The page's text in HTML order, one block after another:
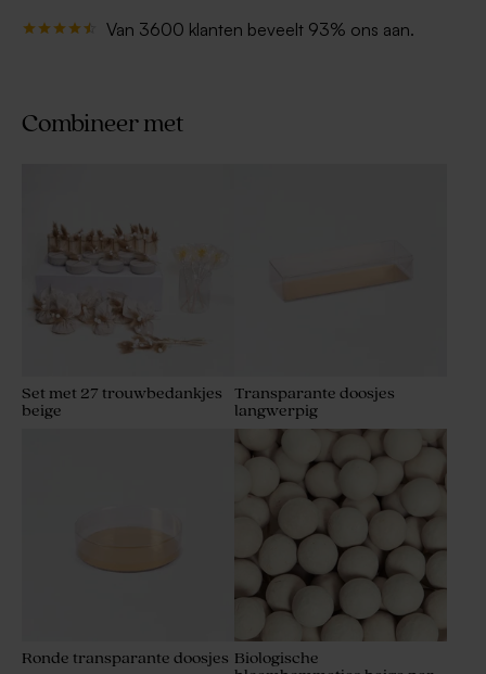
Van 3600 klanten beveelt 93% ons aan.
Combineer met
Set met 27 trouwbedankjes
beige
Transparante doosjes
langwerpig
Ronde transparante doosjes Biologische